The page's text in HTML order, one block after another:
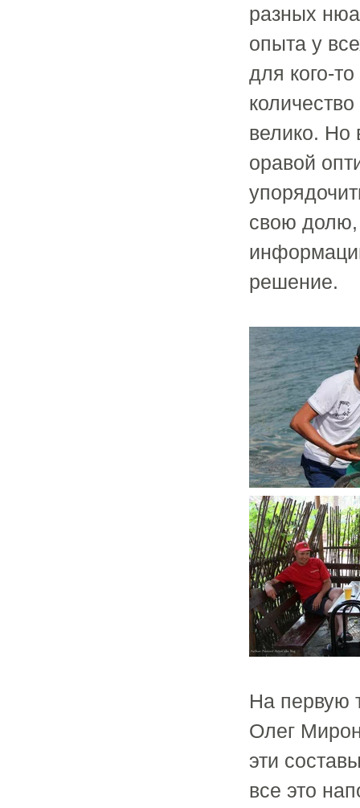
разных
опыта у
для кого-
велико. Но
оравой
свою долю,
решение.
На первую
Олег
эти
все это